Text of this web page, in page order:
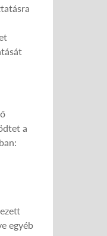
a
egyéb